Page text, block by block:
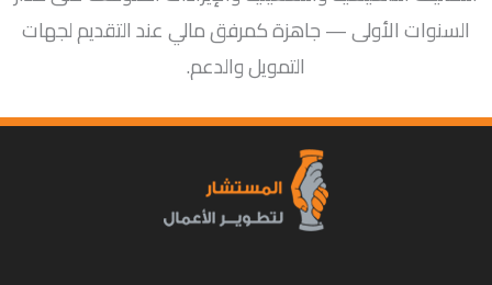
السنوات الأولى — جاهزة كمرفق مالي عند التقديم لجهات
التمويل والدعم.